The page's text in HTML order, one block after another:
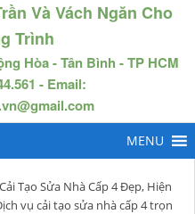
Và Vách Ngăn Cho
Trình
Hòa - Tân Bình - TP HCM
- Email:
Cải Tạo Sửa Nhà Cấp 4 Đẹp, Hiện
vụ cải tạo sửa nhà cấp 4 trọn